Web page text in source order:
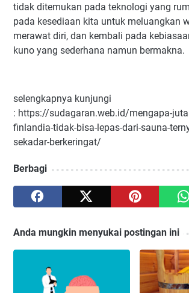
tidak ditemukan pada teknologi yang
pada kesediaan kita untuk meluangkan
merawat diri, dan kembali pada
kuno yang sederhana namun bermakna.
selengkapnya kunjungi
: https://sudagaran.web.id/mengapa-
finlandia-tidak-bisa-lepas-dari-sauna-
sekadar-berkeringat/
Berbagi
Anda mungkin menyukai postingan ini